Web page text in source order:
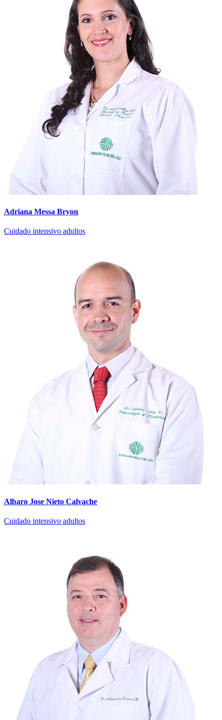
Adriana Messa Bryon
Cuidado intensivo adultos
Albaro Jose Nieto Calvache
Cuidado intensivo adultos